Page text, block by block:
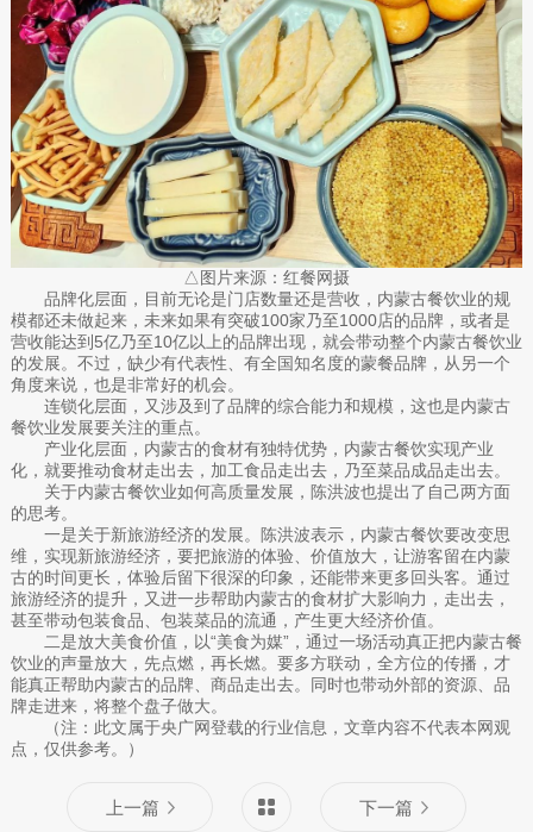
△图片来源：红餐网摄
品牌化层面，目前无论是门店数量还是营收，内蒙古餐饮业的规
模都还未做起来，未来如果有突破100家乃至1000店的品牌，或者是
营收能达到5亿乃至10亿以上的品牌出现，就会带动整个内蒙古餐饮业
的发展。不过，缺少有代表性、有全国知名度的蒙餐品牌，从另一个
角度来说，也是非常好的机会。
连锁化层面，又涉及到了品牌的综合能力和规模，这也是内蒙古
餐饮业发展要关注的重点。
产业化层面，内蒙古的食材有独特优势，内蒙古餐饮实现产业
化，就要推动食材走出去，加工食品走出去，乃至菜品成品走出去。
关于内蒙古餐饮业如何高质量发展，陈洪波也提出了自己两方面
的思考。
一是关于新旅游经济的发展。陈洪波表示，内蒙古餐饮要改变思
维，实现新旅游经济，要把旅游的体验、价值放大，让游客留在内蒙
古的时间更长，体验后留下很深的印象，还能带来更多回头客。通过
旅游经济的提升，又进一步帮助内蒙古的食材扩大影响力，走出去，
甚至带动包装食品、包装菜品的流通，产生更大经济价值。
二是放大美食价值，以“美食为媒”，通过一场活动真正把内蒙古餐
饮业的声量放大，先点燃，再长燃。要多方联动，全方位的传播，才
能真正帮助内蒙古的品牌、商品走出去。同时也带动外部的资源、品
牌走进来，将整个盘子做大。
（注：此文属于央广网登载的行业信息，文章内容不代表本网观
点，仅供参考。）
上一篇 下一篇